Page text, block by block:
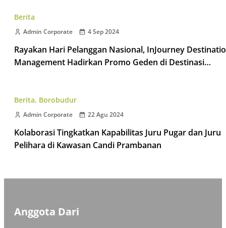
Berita
Admin Corporate 4 Sep 2024
Rayakan Hari Pelanggan Nasional, InJourney
Management Hadirkan Promo Geden di Destinasi
Berita, Borobudur
Admin Corporate 22 Agu 2024
Kolaborasi Tingkatkan Kapabilitas Juru Pugar dan Juru
Pelihara di Kawasan Candi Prambanan
Anggota Dari